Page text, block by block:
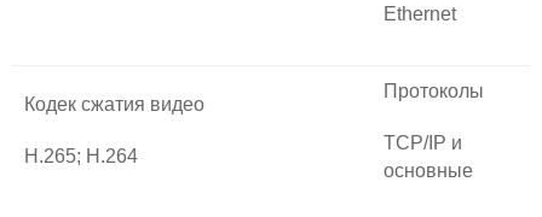
Ethernet
Кодек сжатия видео
H.265; H.264
Протоколы
TCP/IP и
основные